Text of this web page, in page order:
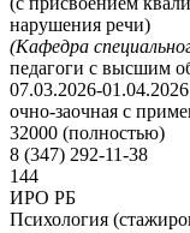
нарушения речи)
(Кафедра
педагоги с высшим
07.03.2026-
очно-заочная с
32000 (полностью)
8 (347) 292-11-38
144
ИРО РБ
Психология